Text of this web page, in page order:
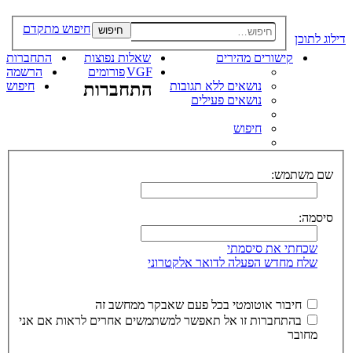
דילוג לתוכן
חיפוש חיפוש מתקדם
קישורים מהירים
נושאים ללא תגובות
נושאים פעילים
חיפוש
שאלות נפוצות
התחברות
הרשמה
VGFפורומים
חיפוש
התחברות
שם משתמש:
סיסמה:
שכחתי את סיסמתי
שלח מחדש הפעלה לדואר אלקטרוני
חיבור אוטומטי בכל פעם שאבקר ממחשב זה
בהתחברות זו אל תאפשר למשתמשים אחרים לראות אם אני
מחובר